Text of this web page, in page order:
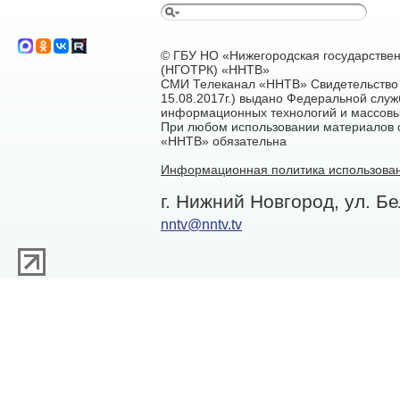
© ГБУ НО «Нижегородская
(НГОТРК) «ННТВ»
СМИ Телеканал «ННТВ»
15.08.2017г.) выдано Федеральной
информационных технологий и
При любом использовании материалов
«ННТВ» обязательна
Информационная политика
г. Нижний Новгород, ул.
nntv@nntv.tv